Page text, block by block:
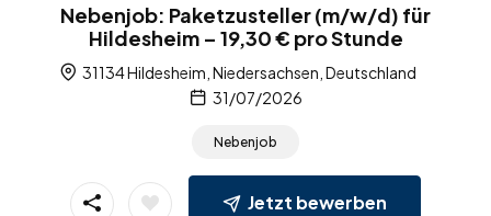
Nebenjob: Paketzusteller (m/w/d) für
Hildesheim – 19,30 € pro Stunde
31134 Hildesheim, Niedersachsen, Deutschland
31/07/2026
Nebenjob
Jetzt bewerben